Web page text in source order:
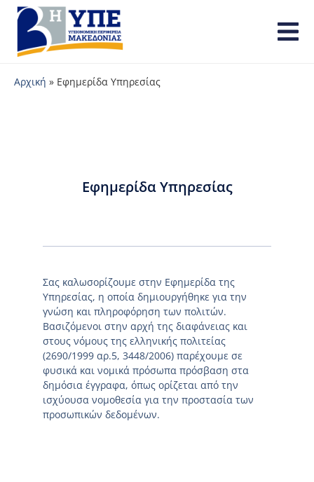
Αρχική » Εφημερίδα Υπηρεσίας
Εφημερίδα Υπηρεσίας
Σας καλωσορίζουμε στην Εφημερίδα της
Υπηρεσίας, η οποία δημιουργήθηκε για την
γνώση και πληροφόρηση των πολιτών.
Βασιζόμενοι στην αρχή της διαφάνειας και
στους νόμους της ελληνικής πολιτείας
(2690/1999 αρ.5, 3448/2006) παρέχουμε σε
φυσικά και νομικά πρόσωπα πρόσβαση στα
δημόσια έγγραφα, όπως ορίζεται από την
ισχύουσα νομοθεσία για την προστασία των
προσωπικών δεδομένων.